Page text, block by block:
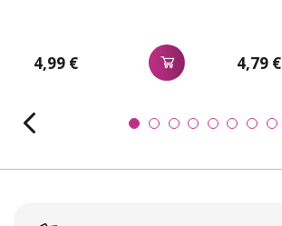
4,99 € 4,79 €